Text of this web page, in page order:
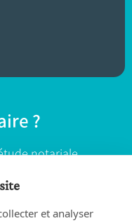
?
notariale
et analyser